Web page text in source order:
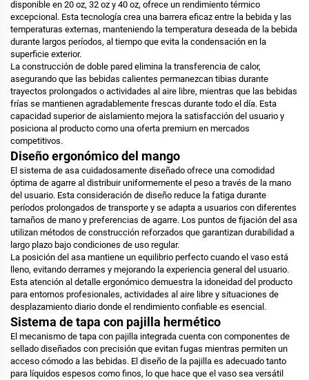
disponible en 20 oz, 32 oz y 40 oz, ofrece un rendimiento térmico
excepcional. Esta tecnología crea una barrera eficaz entre la bebida y las
temperaturas externas, manteniendo la temperatura deseada de la bebida
durante largos períodos, al tiempo que evita la condensación en la
superficie exterior.
La construcción de doble pared elimina la transferencia de calor,
asegurando que las bebidas calientes permanezcan tibias durante
trayectos prolongados o actividades al aire libre, mientras que las bebidas
frías se mantienen agradablemente frescas durante todo el día. Esta
capacidad superior de aislamiento mejora la satisfacción del usuario y
posiciona al producto como una oferta premium en mercados
competitivos.
Diseño ergonómico del mango
El sistema de asa cuidadosamente diseñado ofrece una comodidad
óptima de agarre al distribuir uniformemente el peso a través de la mano
del usuario. Esta consideración de diseño reduce la fatiga durante
períodos prolongados de transporte y se adapta a usuarios con diferentes
tamaños de mano y preferencias de agarre. Los puntos de fijación del asa
utilizan métodos de construcción reforzados que garantizan durabilidad a
largo plazo bajo condiciones de uso regular.
La posición del asa mantiene un equilibrio perfecto cuando el vaso está
lleno, evitando derrames y mejorando la experiencia general del usuario.
Esta atención al detalle ergonómico demuestra la idoneidad del producto
para entornos profesionales, actividades al aire libre y situaciones de
desplazamiento diario donde el rendimiento confiable es esencial.
Sistema de tapa con pajilla hermético
El mecanismo de tapa con pajilla integrada cuenta con componentes de
sellado diseñados con precisión que evitan fugas mientras permiten un
acceso cómodo a las bebidas. El diseño de la pajilla es adecuado tanto
para líquidos espesos como finos, lo que hace que el vaso sea versátil